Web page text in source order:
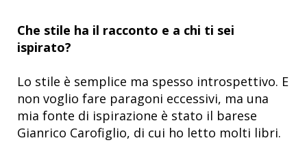
Che stile ha il racconto e a chi ti sei
ispirato?
Lo stile è semplice ma spesso introspettivo. E
non voglio fare paragoni eccessivi, ma una
mia fonte di ispirazione è stato il barese
Gianrico Carofiglio, di cui ho letto molti libri.